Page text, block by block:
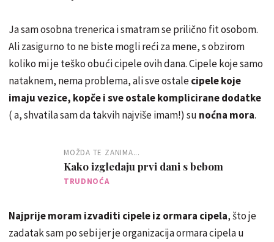
Ja sam osobna trenerica i smatram se prilično fit osobom.
Ali zasigurno to ne biste mogli reći za mene, s obzirom
koliko mi je teško obući cipele ovih dana. Cipele koje samo
nataknem, nema problema, ali sve ostalecipele koje
imaju vezice, kopče i sve ostale komplicirane dodatke
( a, shvatila sam da takvih najviše imam!) su noćna mora.
MOŽDA TE ZANIMA...
Kako izgledaju prvi dani s bebom
TRUDNOĆA
Najprije moram izvaditi cipele iz ormara cipela, što je
zadatak sam po sebi jer je organizacija ormara cipela u